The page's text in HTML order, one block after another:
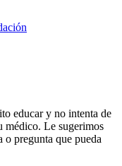
educar y no intenta de
médico. Le sugerimos
o pregunta que pueda